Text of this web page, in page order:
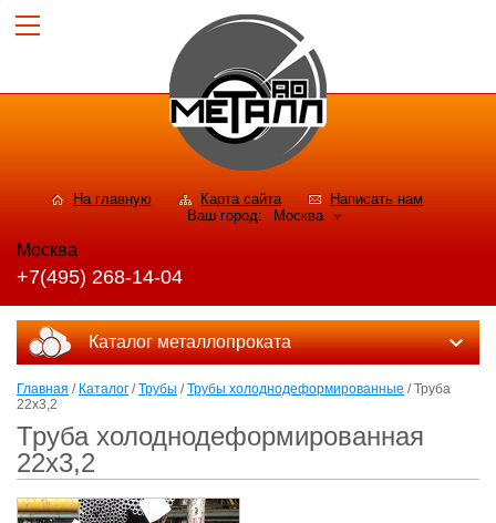
На главную Карта сайта
Написать нам
Ваш город:
Москва
Москва
+7(495) 268-14-04
Каталог металлопроката
Главная / Каталог /Трубы /Трубы холоднодеформированные / Труба
22x3,2
Труба холоднодеформированная
22x3,2